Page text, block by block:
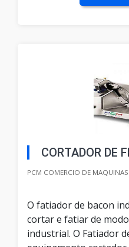
CORTADOR DE
PCM COMERCIO DE
O fatiador de bacon
cortar e fatiar de
industrial. O Fatiador